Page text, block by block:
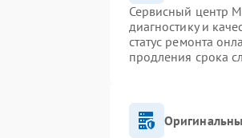
Сервисный центр
диагностику и
статус ремонта
продления срока